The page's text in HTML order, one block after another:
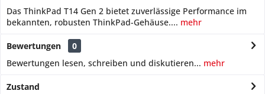
Das ThinkPad T14 Gen 2 bietet zuverlässige Performance im
bekannten, robusten ThinkPad-Gehäuse.... mehr
Bewertungen
0
Bewertungen lesen, schreiben und diskutieren... mehr
Zustand